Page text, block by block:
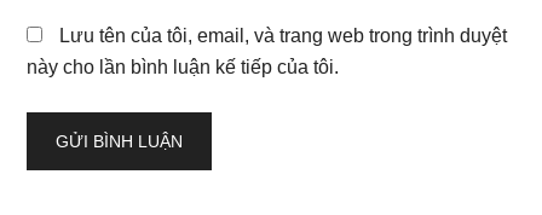
Lưu tên của tôi, email, và trang web trong trình duyệt
này cho lần bình luận kế tiếp của tôi.